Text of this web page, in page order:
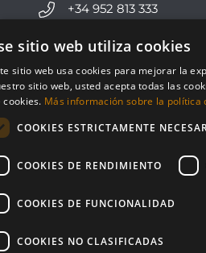
+34 952 813 333
info@nvoga.com
C. del Ciervo, 1D
Urbanización Los
sitio web utiliza cookies
sitio web usa cookies para mejorar la
sitio web, usted acepta todas las
cookies. Más información sobre la política
COOKIES ESTRICTAMENTE
COOKIES DE RENDIMIENTO
COOKIES DE FUNCIONALIDAD
COOKIES NO CLASIFICADAS